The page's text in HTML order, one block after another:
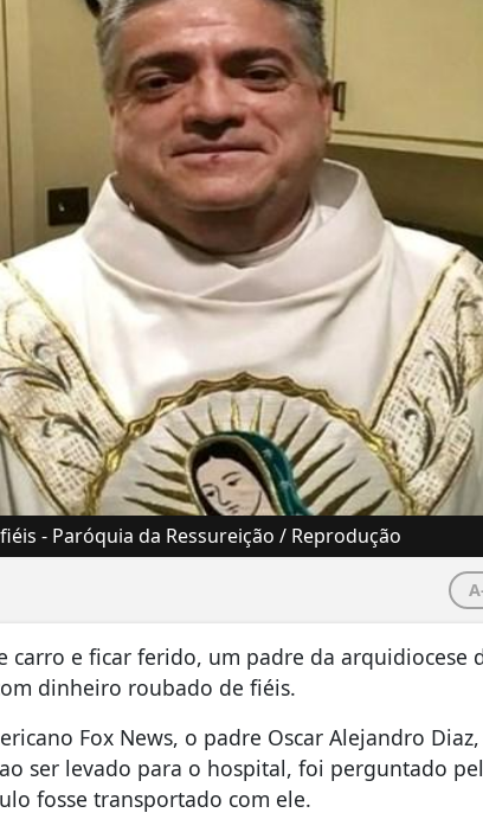
- Paróquia da Ressureição / Reprodução
carro e ficar ferido, um padre da arquidiocese
dinheiro roubado de fiéis.
Fox News, o padre Oscar Alejandro
ser levado para o hospital, foi perguntado
fosse transportado com ele.